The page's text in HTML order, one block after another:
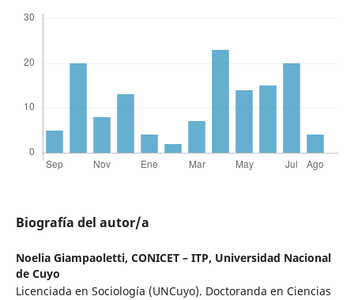
Biografía del autor/a
Noelia Giampaoletti, CONICET – ITP, Universidad Nacional
de Cuyo
Licenciada en Sociología (UNCuyo). Doctoranda en Ciencias